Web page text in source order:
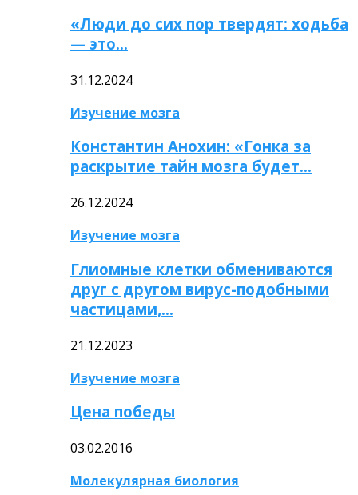
«Люди до сих пор твердят: ходьба
— это…
31.12.2024
Изучение мозга
Константин Анохин: «Гонка за
раскрытие тайн мозга будет…
26.12.2024
Изучение мозга
Глиомные клетки обмениваются
друг с другом вирус-подобными
частицами,…
21.12.2023
Изучение мозга
Цена победы
03.02.2016
Молекулярная биология